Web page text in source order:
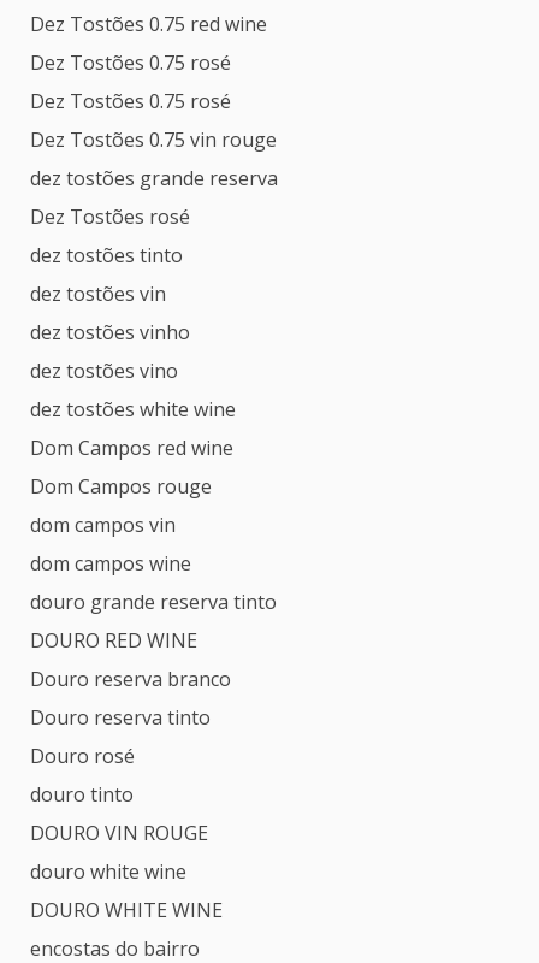
Dez Tostões 0.75 red wine
Dez Tostões 0.75 rosé
Dez Tostões 0.75 rosé
Dez Tostões 0.75 vin rouge
dez tostões grande reserva
Dez Tostões rosé
dez tostões tinto
dez tostões vin
dez tostões vinho
dez tostões vino
dez tostões white wine
Dom Campos red wine
Dom Campos rouge
dom campos vin
dom campos wine
douro grande reserva tinto
DOURO RED WINE
Douro reserva branco
Douro reserva tinto
Douro rosé
douro tinto
DOURO VIN ROUGE
douro white wine
DOURO WHITE WINE
encostas do bairro